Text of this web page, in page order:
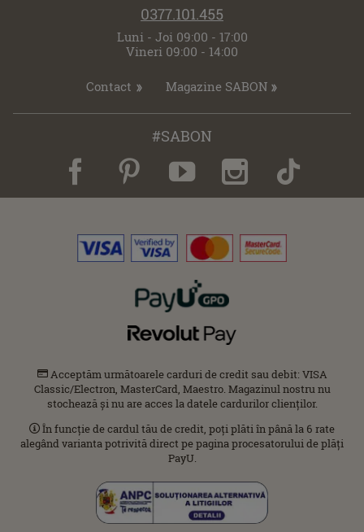
0377.101.455
Luni - Joi 09:00 - 17:00
Vineri 09:00 - 14:00
Contact Magazine SABON
#SABON
Acceptăm următoarele carduri de credit sau debit: VISA
Classic/Electron, MasterCard, Maestro. Magazinul nostru nu
stochează și nu are acces la datele cardurilor clienților.
În funcție de cardul tău de credit, poți plăti în până la 6 rate
alegând varianta potrivită direct pe pagina procesatorului de plăți
PayU.